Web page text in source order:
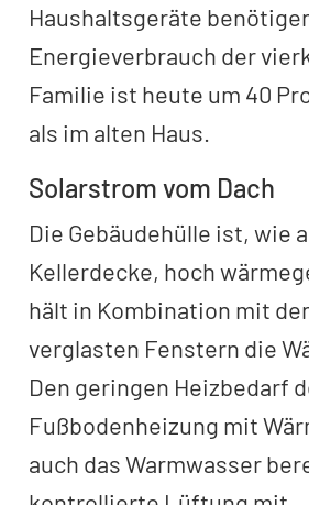
Haushaltsgeräte
Energieverbrauch der
Familie ist heute um 40
als im alten Haus.
Solarstrom vom Dach
Die Gebäudehülle ist, wie
Kellerdecke, hoch
hält in Kombination mit
verglasten Fenstern die
Den geringen Heizbedarf
Fußbodenheizung mit
auch das Warmwasser